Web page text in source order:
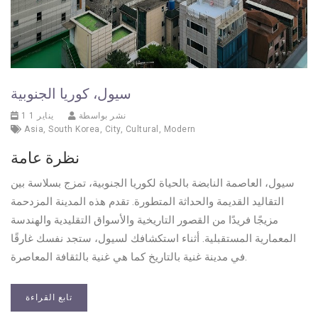
سيول، كوريا الجنوبية
1 يناير 1
نشر بواسطة
Asia, South Korea , City, Cultural , Modern
نظرة عامة
سيول، العاصمة النابضة بالحياة لكوريا الجنوبية، تمزج بسلاسة بين
التقاليد القديمة والحداثة المتطورة. تقدم هذه المدينة المزدحمة
مزيجًا فريدًا من القصور التاريخية والأسواق التقليدية والهندسة
المعمارية المستقبلية. أثناء استكشافك لسيول، ستجد نفسك غارقًا
في مدينة غنية بالتاريخ كما هي غنية بالثقافة المعاصرة.
تابع القراءة